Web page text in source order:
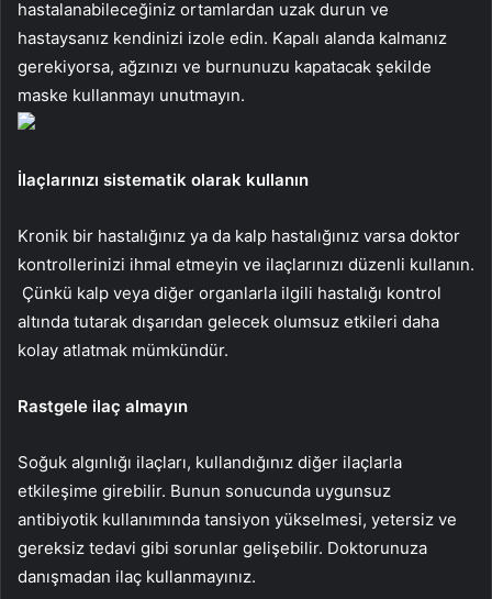
hastalanabileceğiniz ortamlardan uzak durun ve
hastaysanız kendinizi izole edin. Kapalı alanda kalmanız
gerekiyorsa, ağzınızı ve burnunuzu kapatacak şekilde
maske kullanmayı unutmayın.
İlaçlarınızı sistematik olarak kullanın
Kronik bir hastalığınız ya da kalp hastalığınız varsa doktor
kontrollerinizi ihmal etmeyin ve ilaçlarınızı düzenli kullanın.
Çünkü kalp veya diğer organlarla ilgili hastalığı kontrol
altında tutarak dışarıdan gelecek olumsuz etkileri daha
kolay atlatmak mümkündür.
Rastgele ilaç almayın
Soğuk algınlığı ilaçları, kullandığınız diğer ilaçlarla
etkileşime girebilir. Bunun sonucunda uygunsuz
antibiyotik kullanımında tansiyon yükselmesi, yetersiz ve
gereksiz tedavi gibi sorunlar gelişebilir. Doktorunuza
danışmadan ilaç kullanmayınız.